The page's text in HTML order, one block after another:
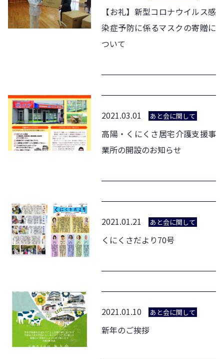
【お礼】新型コロナウイルス感
染症予防に係るマスクの寄贈に
ついて
2021.03.01 あと会に関して
高陽・くにくさ居宅介護支援事
業所の開設のお知らせ
2021.01.21 あと会に関して
くにくさだより70号
2021.01.10 あと会に関して
新年のご挨拶